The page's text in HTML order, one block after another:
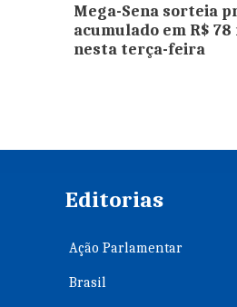
Mega-Sena sorteia
acumulado em R$
nesta terça-feira
Editorias
Ação Parlamentar
Brasil